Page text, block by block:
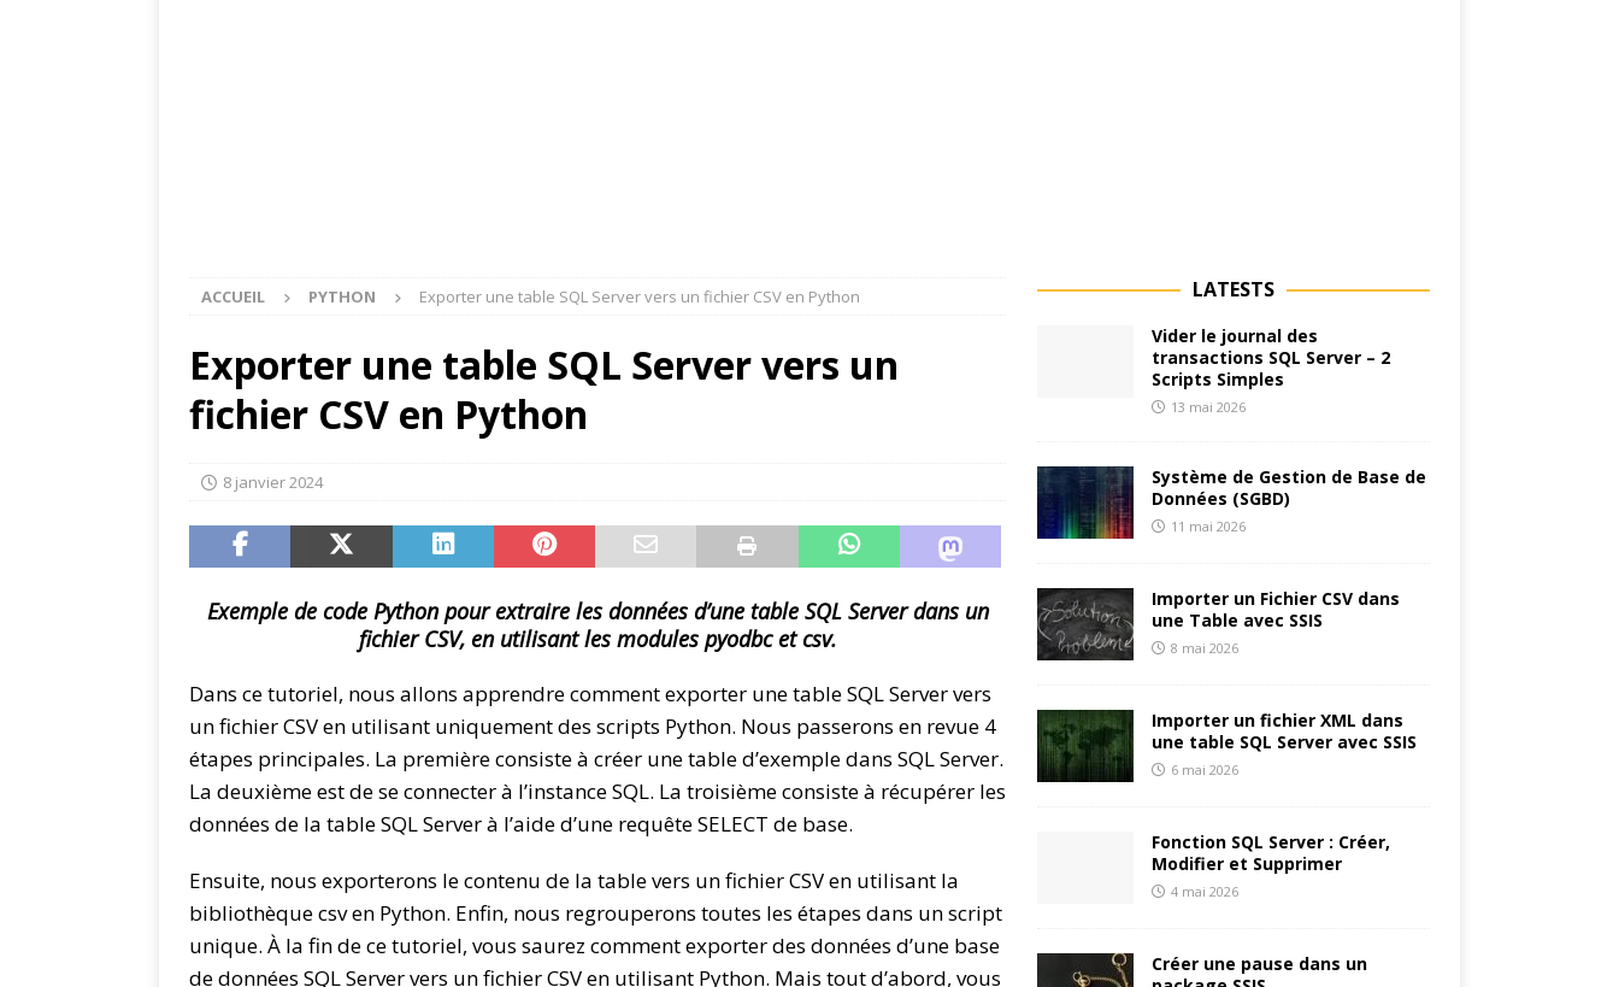
ACCUEIL PYTHON Exporter une table SQL Server vers un fichier CSV en Python
Exporter une table SQL Server vers un
fichier CSV en Python
8 janvier 2024
Exemple de code Python pour extraire les données d’une table SQL Server dans un
fichier CSV, en utilisant les modules pyodbc et csv.
Dans ce tutoriel, nous allons apprendre comment exporter une table SQL Server vers
un fichier CSV en utilisant uniquement des scripts Python. Nous passerons en revue 4
étapes principales. La première consiste à créer une table d’exemple dans SQL Server.
La deuxième est de se connecter à l’instance SQL. La troisième consiste à récupérer les
données de la table SQL Server à l’aide d’une requête SELECT de base.
Ensuite, nous exporterons le contenu de la table vers un fichier CSV en utilisant la
bibliothèque csv en Python. Enfin, nous regrouperons toutes les étapes dans un script
unique. À la fin de ce tutoriel, vous saurez comment exporter des données d’une base
de données SQL Server vers un fichier CSV en utilisant Python. Mais tout d’abord, vous
LATESTS
Vider le journal des
transactions SQL Server – 2
Scripts Simples
13 mai 2026
Système de Gestion de Base de
Données (SGBD)
11 mai 2026
Importer un Fichier CSV dans
une Table avec SSIS
8 mai 2026
Importer un fichier XML dans
une table SQL Server avec SSIS
6 mai 2026
Fonction SQL Server : Créer,
Modifier et Supprimer
4 mai 2026
Créer une pause dans un